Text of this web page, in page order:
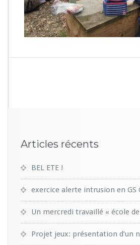
Articles récents
BEL ETE !
exercice alerte intrusion en GS
Un mercredi travaillé « école
Projet jeux: présentation d’un